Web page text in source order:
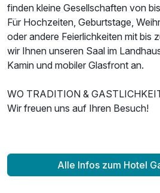
Einzelzimmer
finden kleine Gesellschaften von
Für Hochzeiten, Geburtstage,
oder andere Feierlichkeiten mit bis
wir Ihnen unseren Saal im
Kamin und mobiler Glasfront an.
WO TRADITION &
Wir freuen uns auf Ihren Besuch!
Alle Infos zum Hotel